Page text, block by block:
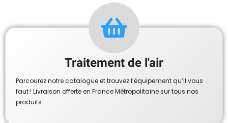
Traitement de l'air
Parcourez notre catalogue et trouvez l’équipement qu’il vous
faut ! Livraison offerte en France Métropolitaine sur tous nos
produits.